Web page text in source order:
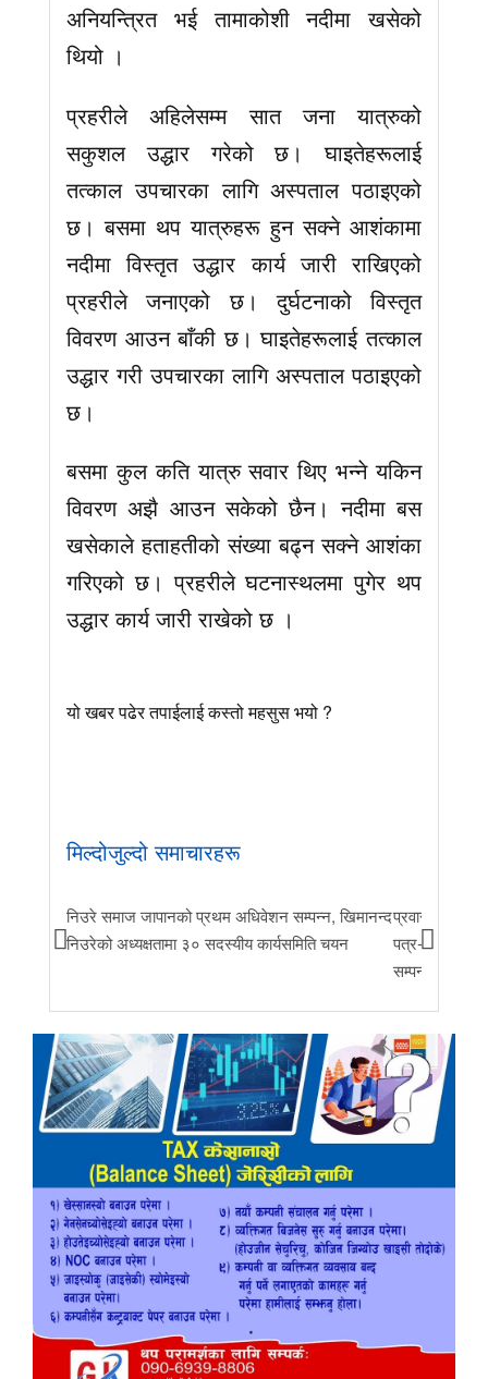
अनियन्त्रित भई तामाकोशी नदीमा खसेको
थियो ।
प्रहरीले अहिलेसम्म सात जना यात्रुको
सकुशल उद्धार गरेको छ। घाइतेहरूलाई
तत्काल उपचारका लागि अस्पताल पठाइएको
छ। बसमा थप यात्रुहरू हुन सक्ने आशंकामा
नदीमा विस्तृत उद्धार कार्य जारी राखिएको
प्रहरीले जनाएको छ। दुर्घटनाको विस्तृत
विवरण आउन बाँकी छ। घाइतेहरूलाई तत्काल
उद्धार गरी उपचारका लागि अस्पताल पठाइएको
छ।
बसमा कुल कति यात्रु सवार थिए भन्ने यकिन
विवरण अझै आउन सकेको छैन। नदीमा बस
खसेकाले हताहतीको संख्या बढ्न सक्ने आशंका
गरिएको छ। प्रहरीले घटनास्थलमा पुगेर थप
उद्धार कार्य जारी राखेको छ ।
यो खबर पढेर तपाईलाई कस्तो महसुस भयो ?
मिल्दोजुल्दो समाचारहरू
निउरे समाज जापानको प्रथम अधिवेशन सम्पन्न, खिमानन्द
निउरेको अध्यक्षतामा ३० सदस्यीय कार्यसमिति चयन
प्रवास र
पत्र-२०२६
सम्पन्न